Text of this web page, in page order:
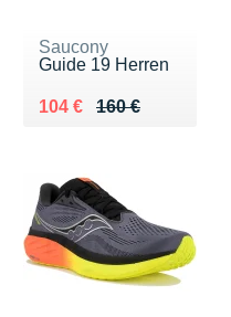
Saucony
Guide 19 Herren
160 €
Au lieu de 160 €
104 €
Vendu 104 €